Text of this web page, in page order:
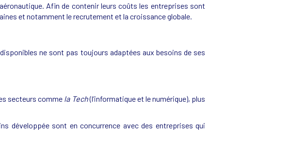
Afin de contenir leurs coûts les entreprises sont
et notamment le recrutement et la croissance globale.
ne sont pas toujours adaptées aux besoins de ses
secteurs comme la Tech(l’informatique et le numérique), plus
développée sont en concurrence avec des entreprises qui